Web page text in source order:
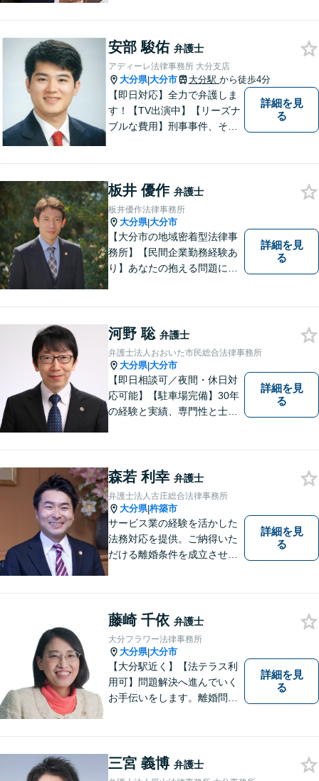
遺産分割、介護などの高齢社
会問題に注力しております。
安部 駿佑 弁護士
アディーレ法律事務所 大分支店
大分県|大分市 大分駅 から徒歩4分
【即日対応】全力で弁護しま
す！【TV出演中】【リーズナ
ブルな費用】刑事事件、その
分駅４分】
詳細を見
る
板井 優作 弁護士
板井優作法律事務所
大分県|大分市
【大分市の地域密着型法律事
務所】【民間企業勤務経験あ
り】あなたの抱える問題に、
もに対応可！お気軽にご相談
ください。【英語対応◎】
詳細を見
る
河野 聡 弁護士
弁護士法人おおいた市民総合法律事務所
大分県|大分市
【即日相談可／夜間・休日対
応可能】【駐車場完備】30年
の経験と実績、専門性と士業
ニーズに応えます。常に市民
に身近で親しみやすい弁護士
であり続けます。
詳細を見
る
森若 利幸 弁護士
弁護士法人古庄総合法律事務所
大分県|杵築市
サービス業の経験を活かした
法務対応を提供。ご納得いた
だける離婚条件を成立させる
ます。【大分県に3拠点ある地
域密着型の事務所】【初回相
談無料】
詳細を見
る
藤崎 千依 弁護士
大分フラワー法律事務所
大分県|大分市
【大分駅近く】【法テラス利
用可】問題解決へ進んでいく
お手伝いをします。離婚問題
相談可】分かりやすい言葉
で、明確に判断をお示しし、
詳細を見
る
三宮 義博 弁護士